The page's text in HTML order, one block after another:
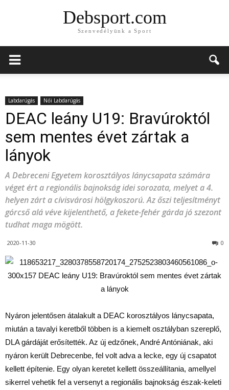
Debsport.com
Szenvedélyünk a Sport
Labdarúgás Női Labdarúgás
DEAC leány U19: Bravúroktól
sem mentes évet zártak a
lányok
A Debreceni Egyetem korosztályos lánycsapata számára
véget ért a regionális bajnokság idei sorozata, melyet a 4.
helyen zárt a cívisvárosi hölgykoszorú. Az őszi teljesítményt
górcső alá véve kijelenthető, a fekete-fehér gárda jó szezont
tudhat maga mögött.
2020-11-30 0
Nyáron jelentősen átalakult a DEAC korosztályos lánycsapata,
miután a tavalyi keretből többen is a kiemelt osztályban szereplő,
DLA gárdáját erősítették. Az új edzőnek, André Antóniának, aki
nyáron került Debrecenbe, fel volt adva a lecke, egy új csapatot
kellett építenie. Egy olyan keretet kellett összeállítania, amellyel
sikerrel vehetik fel a versenyt a regionális bajnokság észak-keleti